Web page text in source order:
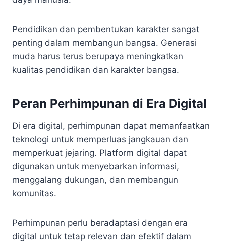
Pendidikan dan pembentukan karakter sangat
penting dalam membangun bangsa. Generasi
muda harus terus berupaya meningkatkan
kualitas pendidikan dan karakter bangsa.
Peran Perhimpunan di Era Digital
Di era digital, perhimpunan dapat memanfaatkan
teknologi untuk memperluas jangkauan dan
memperkuat jejaring. Platform digital dapat
digunakan untuk menyebarkan informasi,
menggalang dukungan, dan membangun
komunitas.
Perhimpunan perlu beradaptasi dengan era
digital untuk tetap relevan dan efektif dalam